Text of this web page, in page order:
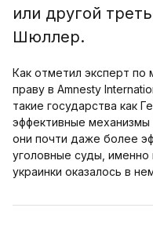
или другой
Шюллер.
Как отметил эксперт
праву в Amnesty
такие государства как
эффективные
они почти даже более
уголовные суды, именно
украинки оказалось в